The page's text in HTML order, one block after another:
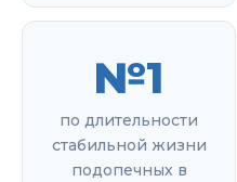
№1
по длительности
стабильной жизни
подопечных в